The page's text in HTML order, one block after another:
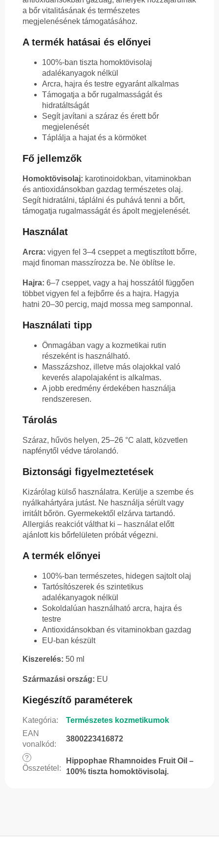
a bőr vitalitásának és természetes
megjelenésének támogatásához.
A termék hatásai és előnyei
100%-ban tiszta homoktövisolaj
adalékanyagok nélkül
Arcra, hajra és testre egyaránt alkalmas
Támogatja a bőr rugalmasságát és
hidratáltságát
Segít javítani a száraz és érett bőr
megjelenését
Táplálja a hajat és a körmöket
Fő jellemzők
Homoktövisolaj: karotinoidokban, vitaminokban
és antioxidánsokban gazdag természetes olaj.
Segít hidratálni, táplálni és puhává tenni a bőrt,
támogatja rugalmasságát és ápolt megjelenését.
Használat
Arcra: vigyen fel 3–4 cseppet a megtisztított bőrre,
majd finoman masszírozza be. Ne öblítse le.
Hajra: 6–7 cseppet, vagy a haj hosszától függően
többet vigyen fel a fejbőrre és a hajra. Hagyja
hatni 20–30 percig, majd mossa meg samponnal.
Használati tipp
Önmagában vagy a kozmetikai rutin
részeként is használható.
Masszázshoz, illetve más olajokkal való
keverés alapolajaként is alkalmas.
A jobb eredmény érdekében használja
rendszeresen.
Tárolás
Száraz, hűvös helyen, 25–26 °C alatt, közvetlen
napfénytől védve tárolandó.
Biztonsági figyelmeztetések
Kizárólag külső használatra. Kerülje a szembe és
nyálkahártyára jutást. Ne használja sérült vagy
irritált bőrön. Gyermekektől elzárva tartandó.
Allergiás reakciót válthat ki – használat előtt
ajánlott kis bőrfelületen próbát végezni.
A termék előnyei
100%-ban természetes, hidegen sajtolt olaj
Tartósítószerek és szintetikus
adalékanyagok nélkül
Sokoldalúan használható arcra, hajra és
testre
Antioxidánsokban és vitaminokban gazdag
EU-ban készült
Kiszerelés: 50 ml
Származási ország: EU
Kiegészítő paraméterek
Kategória:
Természetes kozmetikumok
EAN
vonalkód:
3800223416872
?
Összetétel :
Hippophae Rhamnoides Fruit Oil –
100% tiszta homoktövisolaj.